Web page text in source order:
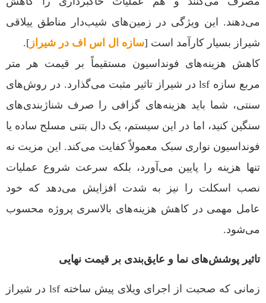
می‌دهند. این ویژگی در زمین‌های شیب‌دار مناطق ییلاقی
شیراز بسیار کارآمد است [سازه ال اس اف در شیراز ].
کاهش هزینه‌های فونداسیون مستقیماً بر قیمت هر متر
مربع سازه lsf در شیراز تاثیر مثبت می‌گذارد. در روش‌های
سنتی، شما باید هزینه‌های گزافی را صرف شناژبندی‌های
سنگین کنید، اما در این سیستم، یک دال بتنی مسلح ساده یا
فونداسیون نواری سبک معمولاً کفایت می‌کند. این مزیت نه
تنها هزینه را پایین می‌آورد، بلکه سرعت شروع عملیات
نصب اسکلت را نیز به شدت افزایش می‌دهد که خود
عامل مهمی در کاهش هزینه‌های بالاسری پروژه محسوب
می‌شود.
تاثیر پوشش‌های نما و عایق‌بندی بر قیمت نهایی
زمانی که صحبت از اجرای ویلای پیش ساخته lsf در شیراز